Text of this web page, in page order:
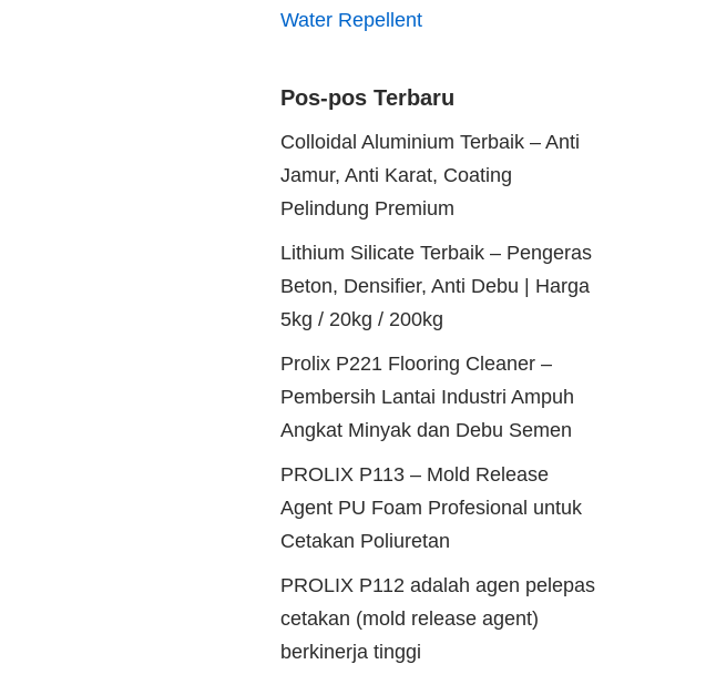
Water Repellent
Pos-pos Terbaru
Colloidal Aluminium Terbaik – Anti
Jamur, Anti Karat, Coating
Pelindung Premium
Lithium Silicate Terbaik – Pengeras
Beton, Densifier, Anti Debu | Harga
5kg / 20kg / 200kg
Prolix P221 Flooring Cleaner –
Pembersih Lantai Industri Ampuh
Angkat Minyak dan Debu Semen
PROLIX P113 – Mold Release
Agent PU Foam Profesional untuk
Cetakan Poliuretan
PROLIX P112 adalah agen pelepas
cetakan (mold release agent)
berkinerja tinggi